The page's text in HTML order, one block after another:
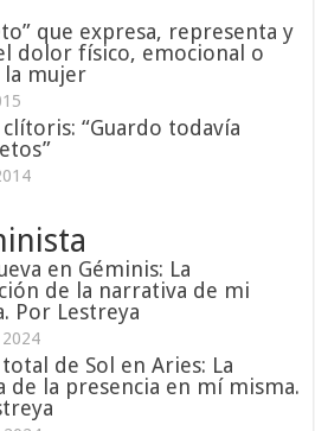
que expresa, representa y
dolor físico, emocional o
mujer
“Guardo todavía
en Géminis: La
de la narrativa de mi
Por Lestreya
2024
total de Sol en Aries: La
de la presencia en mí misma.